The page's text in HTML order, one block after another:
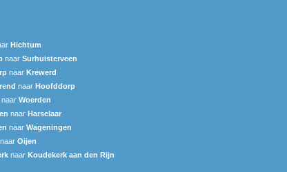
Hichtum
naar Surhuisterveen
naar Krewerd
naar Hoofddorp
naar Woerden
naar Harselaar
naar Wageningen
naar Oijen
naar Koudekerk aan den Rijn